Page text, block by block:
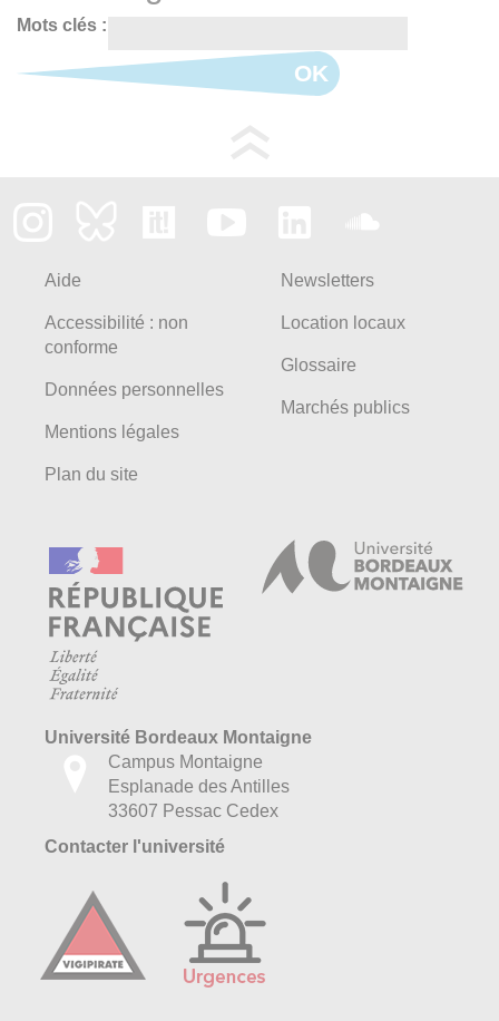
Mots clés :
OK
Aide
Accessibilité : non
conforme
Données personnelles
Mentions légales
Plan du site
Newsletters
Location locaux
Glossaire
Marchés publics
Université Bordeaux Montaigne
Campus Montaigne
Esplanade des Antilles
33607 Pessac Cedex
Contacter l'université